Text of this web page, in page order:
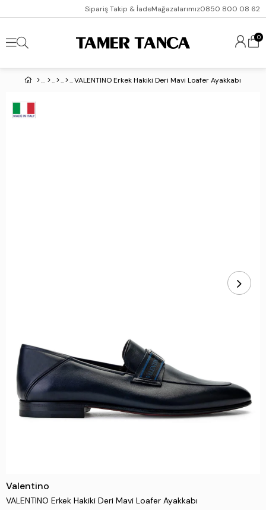
Sipariş Takip & İadeMağazalarımız0850 800 08 62
0
VALENTINO Erkek Hakiki Deri Mavi Loafer Ayakkabı
Valentino
VALENTINO Erkek Hakiki Deri Mavi Loafer Ayakkabı